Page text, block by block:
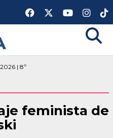
| 8º
feminista de